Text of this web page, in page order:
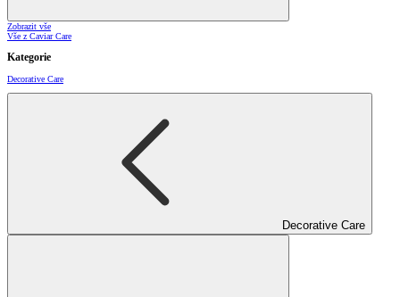
Zobrazit vše
Vše z Caviar Care
Kategorie
Decorative Care
Decorative Care